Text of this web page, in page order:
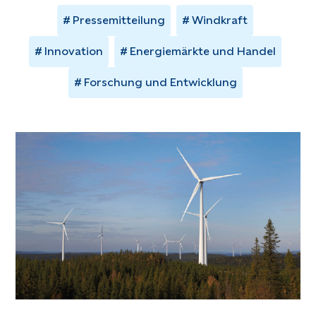
Pressemitteilung Windkraft
Innovation Energiemärkte und Handel
Forschung und Entwicklung